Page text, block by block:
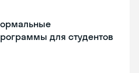
для студентов